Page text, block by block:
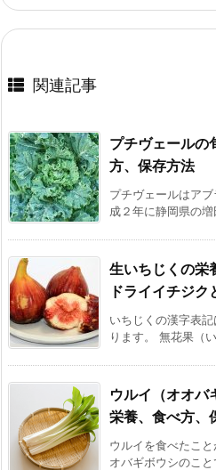
関連記事
プチヴェールの
方、保存方法
プチヴェールはア
成２年に静岡県の
生いちじくの栄
ドライイチジク
いちじくの漢字表
ります。 無花果（
ウルイ（オオバ
栄養、食べ方、
ウルイを食べたこ
オバギボウシのこ